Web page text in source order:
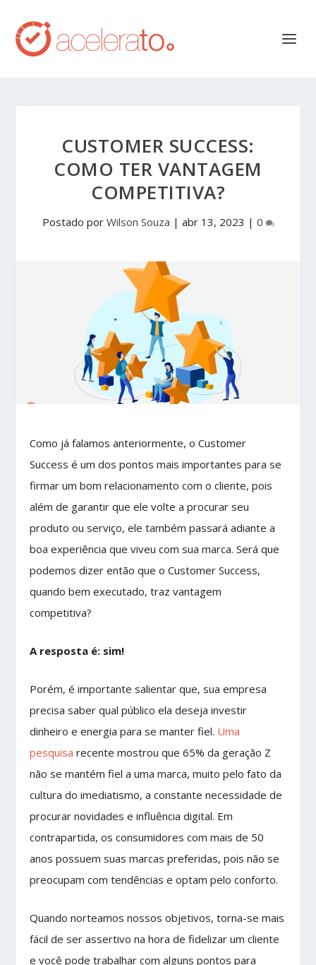
CUSTOMER SUCCESS:
COMO TER VANTAGEM
COMPETITIVA?
Postado por Wilson Souza | abr 13, 2023 | 0
Como já falamos anteriormente, o Customer
Success é um dos pontos mais importantes para se
firmar um bom relacionamento com o cliente, pois
além de garantir que ele volte a procurar seu
produto ou serviço, ele também passará adiante a
boa experiência que viveu com sua marca. Será que
podemos dizer então que o Customer Success,
quando bem executado, traz vantagem
competitiva?
A resposta é: sim!
Porém, é importante salientar que, sua empresa
precisa saber qual público ela deseja investir
dinheiro e energia para se manter fiel. Uma
pesquisa recente mostrou que 65% da geração Z
não se mantém fiel a uma marca, muito pelo fato da
cultura do imediatismo, a constante necessidade de
procurar novidades e influência digital. Em
contrapartida, os consumidores com mais de 50
anos possuem suas marcas preferidas, pois não se
preocupam com tendências e optam pelo conforto.
Quando norteamos nossos objetivos, torna-se mais
fácil de ser assertivo na hora de fidelizar um cliente
e você pode trabalhar com alguns pontos para